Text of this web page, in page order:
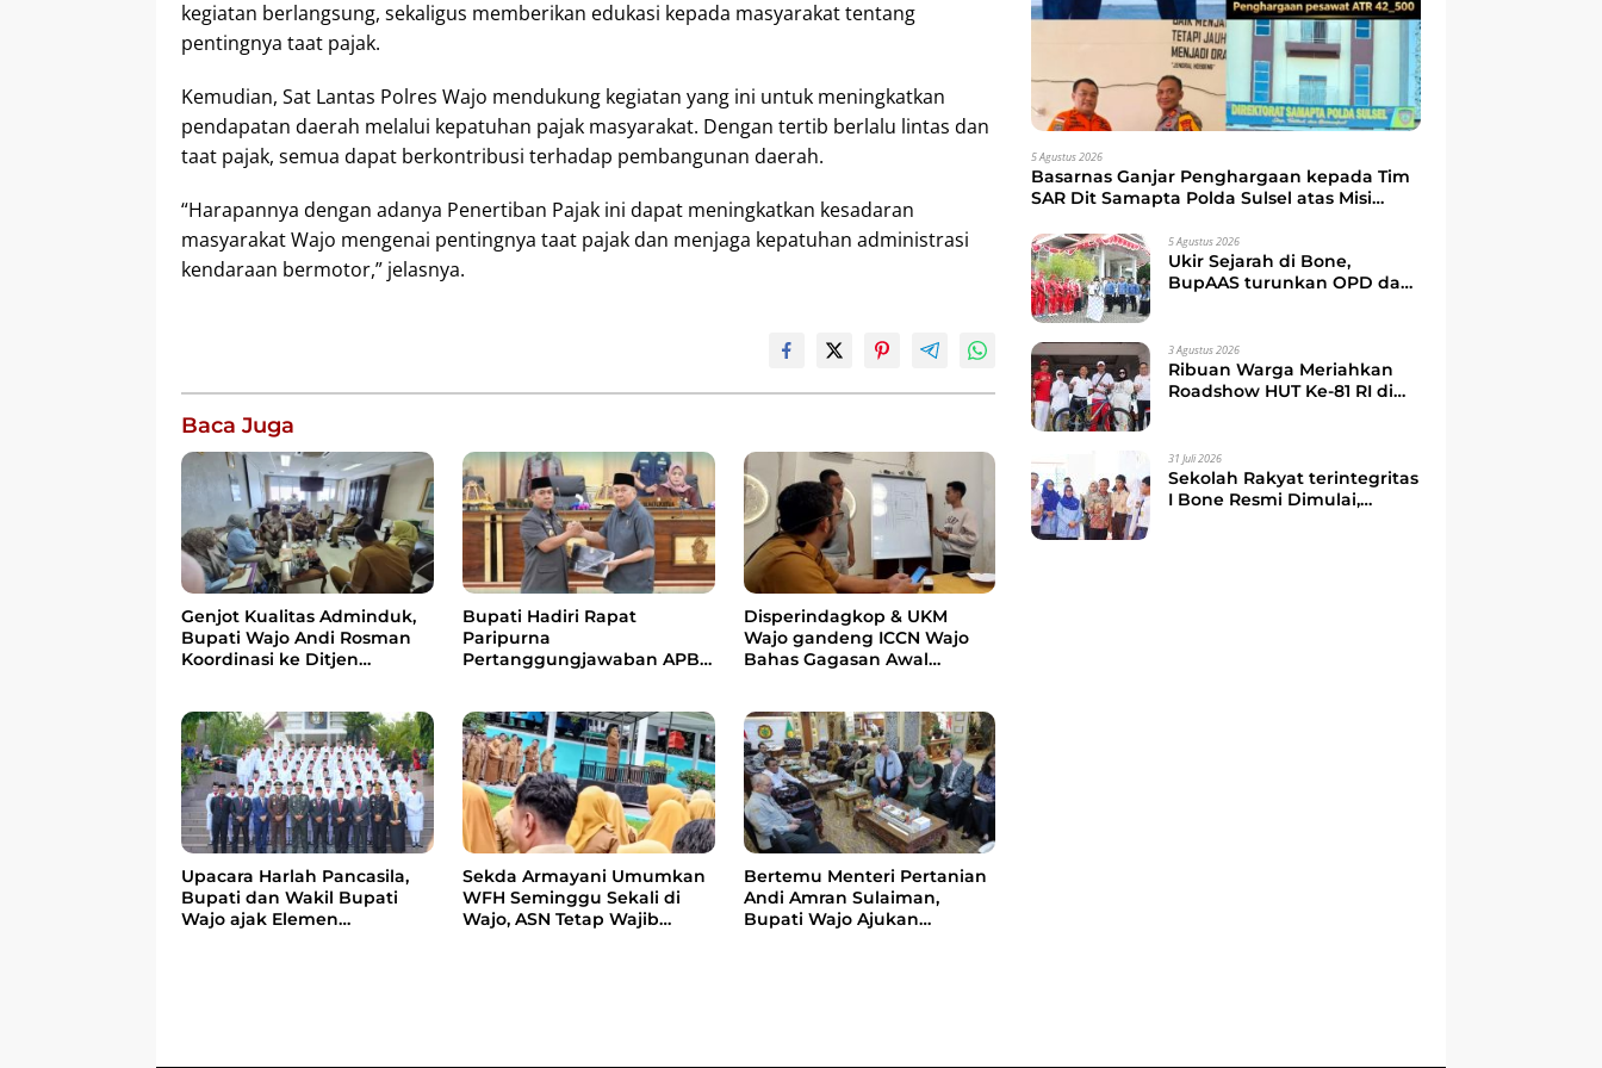
kegiatan berlangsung, sekaligus memberikan edukasi kepada masyarakat tentang
pentingnya taat pajak.
Kemudian, Sat Lantas Polres Wajo mendukung kegiatan yang ini untuk meningkatkan
pendapatan daerah melalui kepatuhan pajak masyarakat. Dengan tertib berlalu lintas dan
taat pajak, semua dapat berkontribusi terhadap pembangunan daerah.
“Harapannya dengan adanya Penertiban Pajak ini dapat meningkatkan kesadaran
masyarakat Wajo mengenai pentingnya taat pajak dan menjaga kepatuhan administrasi
kendaraan bermotor,” jelasnya.
Baca Juga
Genjot Kualitas Adminduk,
Bupati Wajo Andi Rosman
Koordinasi ke Ditjen
Bupati Hadiri Rapat
Paripurna
Pertanggungjawaban APBD
Disperindagkop & UKM
Wajo gandeng ICCN Wajo
Bahas Gagasan Awal
Sentral Sengkang
Upacara Harlah Pancasila,
Bupati dan Wakil Bupati
Wajo ajak Elemen
Sekda Armayani Umumkan
WFH Seminggu Sekali di
Wajo, ASN Tetap Wajib
Bertemu Menteri Pertanian
Andi Amran Sulaiman,
Bupati Wajo Ajukan
5 Agustus 2026
Basarnas Ganjar Penghargaan kepada Tim
SAR Dit Samapta Polda Sulsel atas Misi
5 Agustus 2026
Ukir Sejarah di Bone,
BupAAS turunkan OPD dan
3 Agustus 2026
Ribuan Warga Meriahkan
Roadshow HUT Ke-81 RI di
Kebersamaan dan
Semangat Membangun
Daerah
31 Juli 2026
Sekolah Rakyat terintegritas
I Bone Resmi Dimulai,